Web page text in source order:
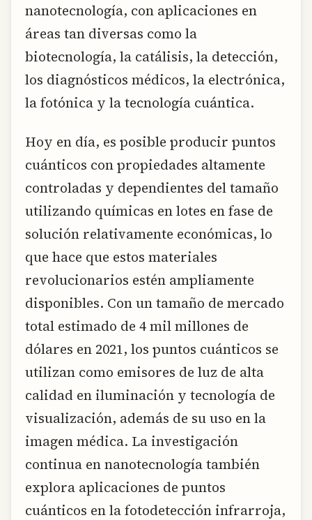
nanotecnología, con aplicaciones en
áreas tan diversas como la
biotecnología, la catálisis, la detección,
los diagnósticos médicos, la electrónica,
la fotónica y la tecnología cuántica.
Hoy en día, es posible producir puntos
cuánticos con propiedades altamente
controladas y dependientes del tamaño
utilizando químicas en lotes en fase de
solución relativamente económicas, lo
que hace que estos materiales
revolucionarios estén ampliamente
disponibles. Con un tamaño de mercado
total estimado de 4 mil millones de
dólares en 2021, los puntos cuánticos se
utilizan como emisores de luz de alta
calidad en iluminación y tecnología de
visualización, además de su uso en la
imagen médica. La investigación
continua en nanotecnología también
explora aplicaciones de puntos
cuánticos en la fotodetección infrarroja,